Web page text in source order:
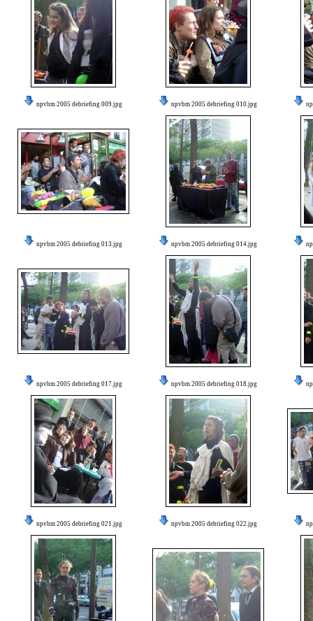
npvbm 2005 debriefing 009.jpg npvbm 2005 debriefing 010.jpg
npvbm 2005 debriefing 013.jpg npvbm 2005 debriefing 014.jpg
npvbm 2005 debriefing 017.jpg npvbm 2005 debriefing 018.jpg
npvbm 2005 debriefing 021.jpg npvbm 2005 debriefing 022.jpg